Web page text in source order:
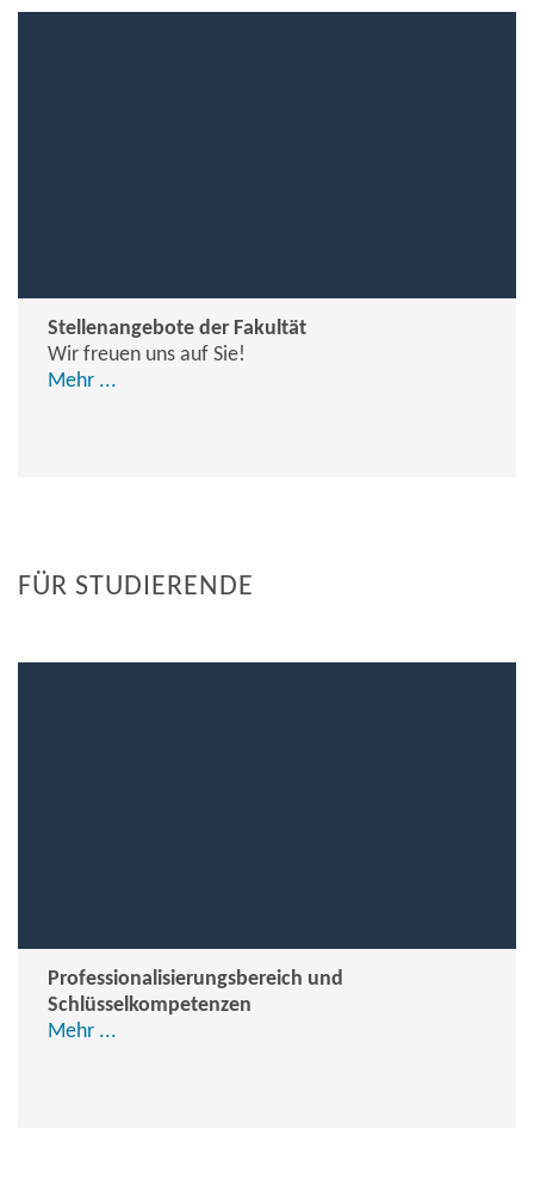
Stellenangebote der Fakultät
Wir freuen uns auf Sie!
Mehr ...
FÜR STUDIERENDE
Professionalisierungsbereich und
Schlüsselkompetenzen
Mehr ...